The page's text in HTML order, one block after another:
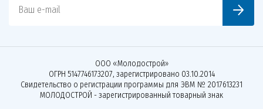
Ваш e-mail
ООО «Молодострой»
ОГРН 5147746173207, зарегистрировано 03.10.2014
Свидетельство о регистрации программы для ЭВМ № 2017613231
МОЛОДОСТРОЙ - зарегистрированный товарный знак